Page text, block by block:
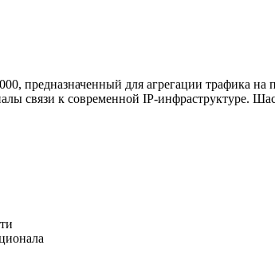
предназначенный для агрегации трафика на
связи к современной IP-инфраструктуре.